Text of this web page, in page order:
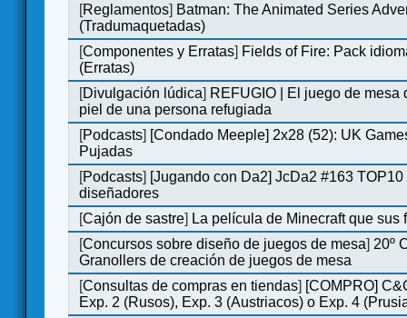
[Reglamentos] Batman: The Animated Series
(Tradumaquetadas)
[Componentes y Erratas] Fields of Fire: Pack
(Erratas)
[Divulgación lúdica] REFUGIO | El juego de mesa
piel de una persona refugiada
[Podcasts] [Condado Meeple] 2x28 (52): UK
Pujadas
[Podcasts] [Jugando con Da2] JcDa2 #163
diseñadores
[Cajón de sastre] La película de Minecraft que sus
[Concursos sobre diseño de juegos de mesa] 20º
Granollers de creación de juegos de mesa
[Consultas de compras en tiendas] [COMPRO]
Exp. 2 (Rusos), Exp. 3 (Austriacos) o Exp. 4